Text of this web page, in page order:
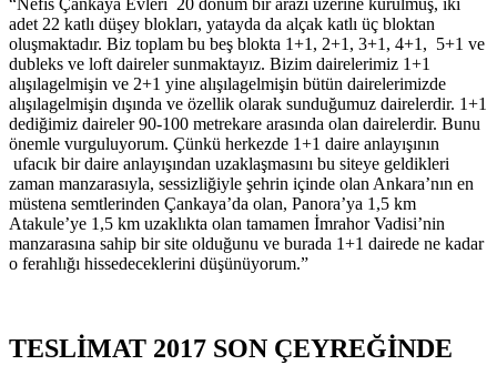
adet 22 katlı düşey blokları, yatayda da alçak katlı üç bloktan
oluşmaktadır. Biz toplam bu beş blokta 1+1, 2+1, 3+1, 4+1, 5+1 ve
dubleks ve loft daireler sunmaktayız. Bizim dairelerimiz 1+1
alışılagelmişin ve 2+1 yine alışılagelmişin bütün dairelerimizde
alışılagelmişin dışında ve özellik olarak sunduğumuz dairelerdir. 1+1
dediğimiz daireler 90-100 metrekare arasında olan dairelerdir. Bunu
önemle vurguluyorum. Çünkü herkezde 1+1 daire anlayışının
ufacık bir daire anlayışından uzaklaşmasını bu siteye geldikleri
zaman manzarasıyla, sessizliğiyle şehrin içinde olan Ankara’nın en
müstena semtlerinden Çankaya’da olan, Panora’ya 1,5 km
Atakule’ye 1,5 km uzaklıkta olan tamamen İmrahor Vadisi’nin
manzarasına sahip bir site olduğunu ve burada 1+1 dairede ne kadar
o ferahlığı hissedeceklerini düşünüyorum.”
TESLİMAT 2017 SON ÇEYREĞİNDE